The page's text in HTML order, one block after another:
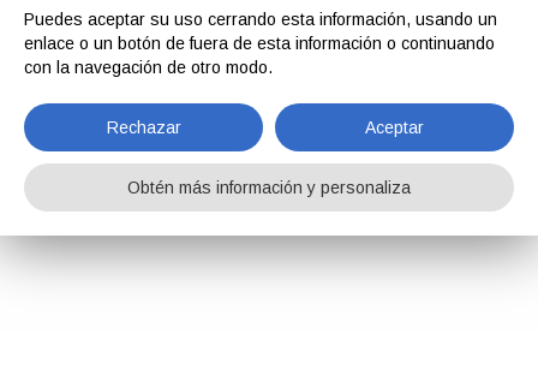
Puedes aceptar su uso cerrando esta información, usando un
enlace o un botón de fuera de esta información o continuando
con la navegación de otro modo.
Rechazar Aceptar
Obtén más información y personaliza